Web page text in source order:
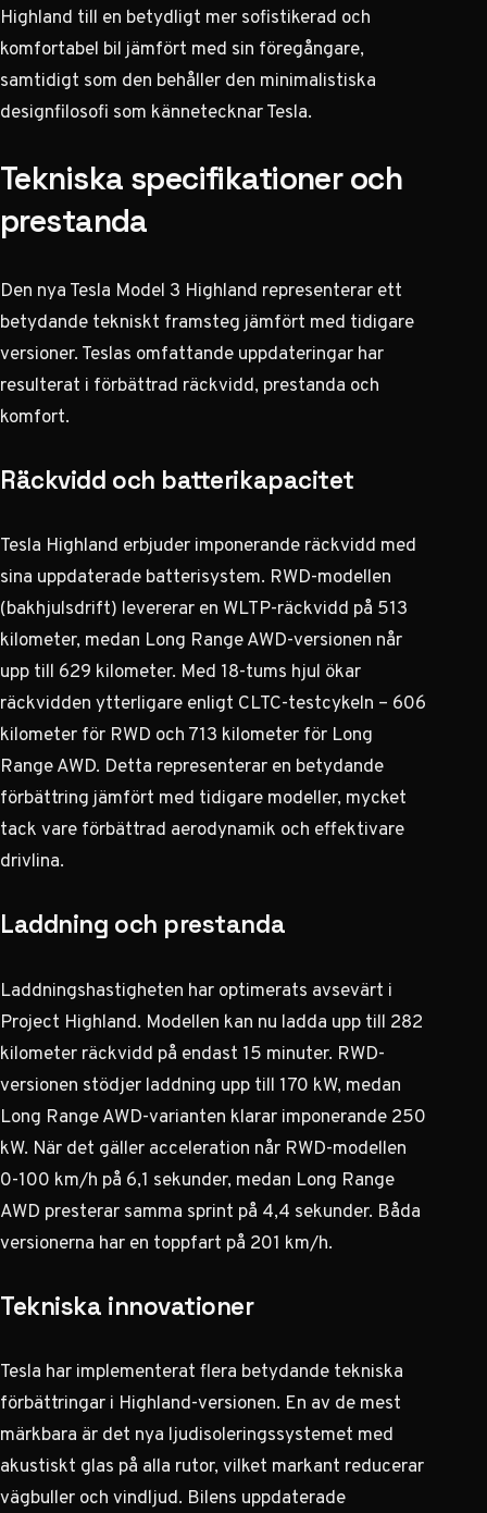
Highland till en betydligt mer sofistikerad och
komfortabel bil jämfört med sin föregångare,
samtidigt som den behåller den minimalistiska
designfilosofi som kännetecknar Tesla.
Tekniska specifikationer och
prestanda
Den nya Tesla Model 3 Highland representerar ett
betydande tekniskt framsteg jämfört med tidigare
versioner. Teslas omfattande uppdateringar har
resulterat i förbättrad räckvidd, prestanda och
komfort.
Räckvidd och batterikapacitet
Tesla Highland erbjuder imponerande räckvidd med
sina uppdaterade batterisystem. RWD-modellen
(bakhjulsdrift) levererar en WLTP-räckvidd på 513
kilometer, medan Long Range AWD-versionen når
upp till 629 kilometer. Med 18-tums hjul ökar
räckvidden ytterligare enligt CLTC-testcykeln – 606
kilometer för RWD och 713 kilometer för Long
Range AWD. Detta representerar en betydande
förbättring jämfört med tidigare modeller, mycket
tack vare förbättrad aerodynamik och effektivare
drivlina.
Laddning och prestanda
Laddningshastigheten har optimerats avsevärt i
Project Highland. Modellen kan nu ladda upp till 282
kilometer räckvidd på endast 15 minuter. RWD-
versionen stödjer laddning upp till 170 kW, medan
Long Range AWD-varianten klarar imponerande 250
kW. När det gäller acceleration når RWD-modellen
0-100 km/h på 6,1 sekunder, medan Long Range
AWD presterar samma sprint på 4,4 sekunder. Båda
versionerna har en toppfart på 201 km/h.
Tekniska innovationer
Tesla har implementerat flera betydande tekniska
förbättringar i Highland-versionen. En av de mest
märkbara är det nya ljudisoleringssystemet med
akustiskt glas på alla rutor, vilket markant reducerar
vägbuller och vindljud. Bilens uppdaterade